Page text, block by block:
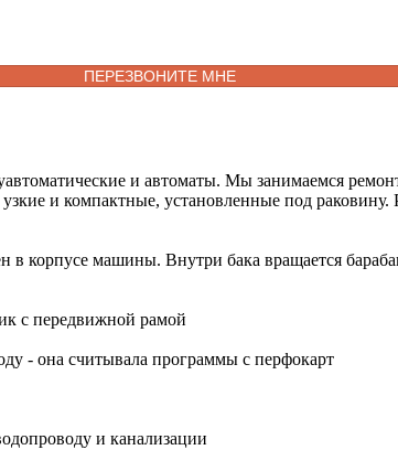
и автоматы. Мы занимаемся
и компактные, установленные под
корпусе машины. Внутри бака вращается
с передвижной рамой
- она считывала программы с перфокарт
и канализации